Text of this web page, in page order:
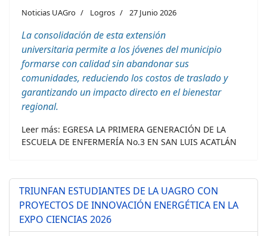
Noticias UAGro Logros 27 Junio 2026
La consolidación de esta extensión
universitariapermite a los jóvenes del municipio
formarse con calidad sin abandonar sus
comunidades, reduciendo los costos de traslado y
garantizando un impacto directo en el bienestar
regional.
Leer más: EGRESA LA PRIMERA GENERACIÓN DE LA
ESCUELA DE ENFERMERÍA No.3 EN SAN LUIS ACATLÁN
TRIUNFAN ESTUDIANTES DE LA UAGRO CON
PROYECTOS DE INNOVACIÓN ENERGÉTICA EN LA
EXPO CIENCIAS 2026